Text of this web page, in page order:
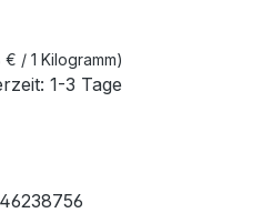
€ / 1 Kilogramm)
1-3 Tage